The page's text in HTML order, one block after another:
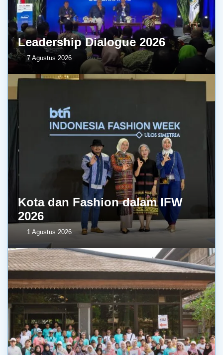
Leadership Dialogue 2026
7 Agustus 2026
Kota dan Fashion dalam IFW
2026
1 Agustus 2026